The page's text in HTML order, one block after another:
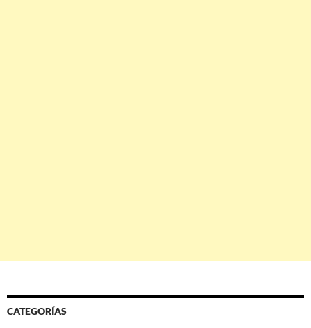
CATEGORÍAS